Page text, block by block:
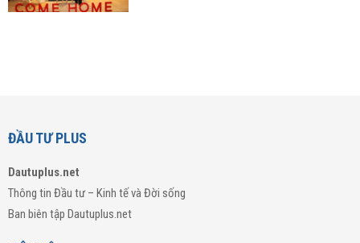
ĐẦU TƯ PLUS
Dautuplus.net
Thông tin Đầu tư – Kinh tế và Đời sống
Ban biên tập Dautuplus.net